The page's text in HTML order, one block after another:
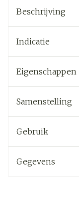
Beschrijving
Indicatie
Eigenschappen
Samenstelling
Gebruik
Gegevens